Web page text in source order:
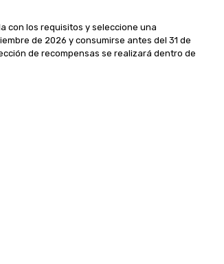
con los requisitos y seleccione una
de 2026 y consumirse antes del 31 de
de recompensas se realizará dentro de